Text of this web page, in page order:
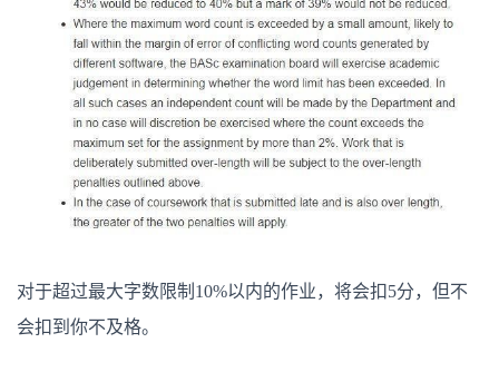
对于超过最大字数限制10%以内的作业，将会扣5分，但不
会扣到你不及格。